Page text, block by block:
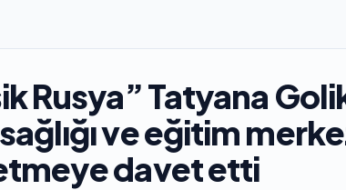
Rusya” Tatyana
ve eğitim
davet etti